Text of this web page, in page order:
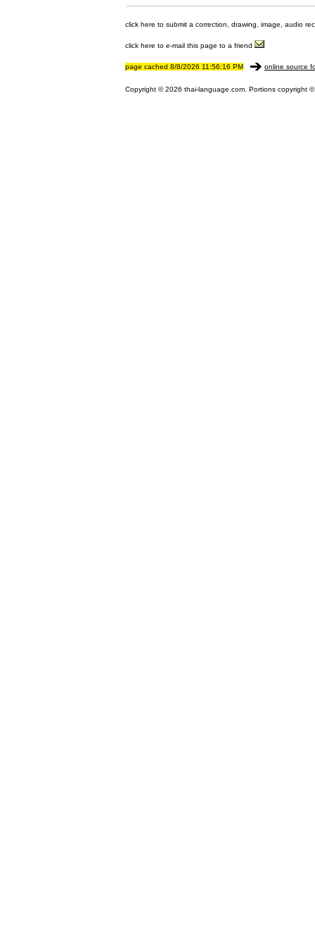
click here to submit a correction, drawing, image, audio
click here to e-mail this page to a friend
page cached 8/8/2026 11:56:16 PM online source
Copyright © 2026 thai-language.com. Portions copyright